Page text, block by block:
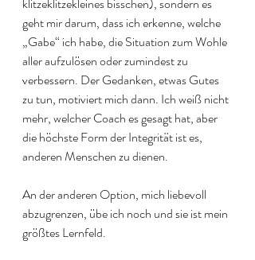
geht mir darum, dass ich erkenne, welche
„Gabe“ ich habe, die Situation zum Wohle
aller aufzulösen oder zumindest zu
verbessern. Der Gedanken, etwas Gutes
zu tun, motiviert mich dann. Ich weiß nicht
mehr, welcher Coach es gesagt hat, aber
die höchste Form der Integrität ist es,
anderen Menschen zu dienen.
An der anderen Option, mich liebevoll
abzugrenzen, übe ich noch und sie ist mein
größtes Lernfeld.